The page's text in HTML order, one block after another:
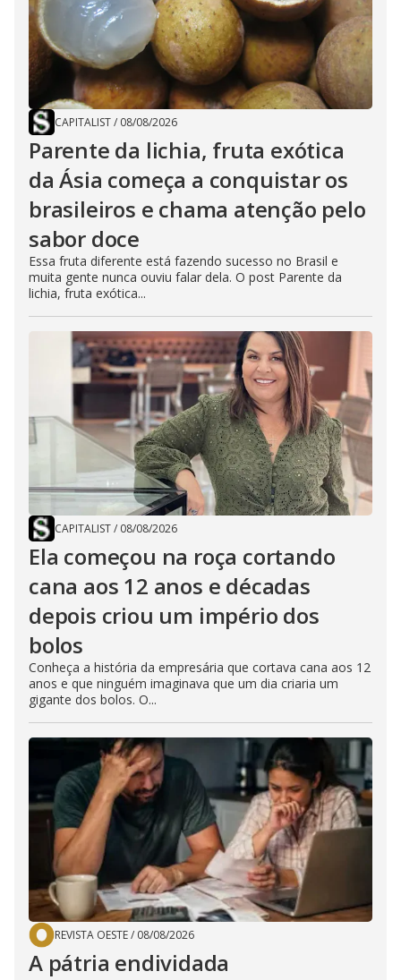
CAPITALIST/ 08/08/2026
Parente da lichia, fruta exótica
da Ásia começa a conquistar os
brasileiros e chama atenção pelo
sabor doce
Essa fruta diferente está fazendo sucesso no Brasil e
muita gente nunca ouviu falar dela. O post Parente da
lichia, fruta exótica...
CAPITALIST/ 08/08/2026
Ela começou na roça cortando
cana aos 12 anos e décadas
depois criou um império dos
bolos
Conheça a história da empresária que cortava cana aos 12
anos e que ninguém imaginava que um dia criaria um
gigante dos bolos. O...
REVISTA OESTE/ 08/08/2026
A pátria endividada